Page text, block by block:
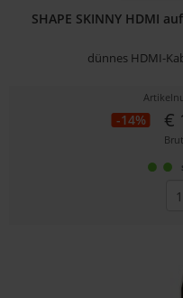
SHAPE SKINNY HDMI
dünnes HDMI-
-14% €